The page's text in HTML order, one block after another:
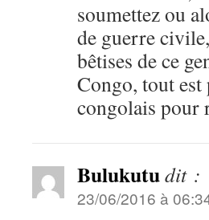
soumettez ou
de guerre
bêtises de ce
Congo, tout
congolais pour
Bulukutudit :
23/06/2016 à